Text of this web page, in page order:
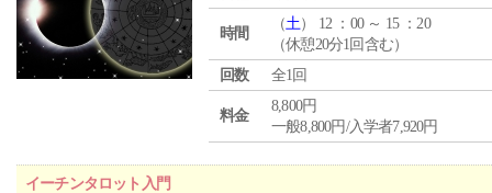
時間
（土） 12 ：00 ～ 15 ：20
（休憩20分1回含む）
回数
全1回
料金
8,800円
一般8,800円/入学者7,920円
イーチンタロット入門